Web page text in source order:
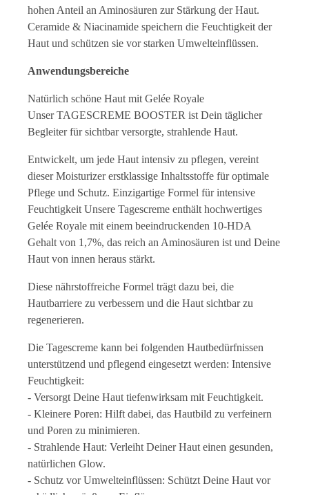
hohen Anteil an Aminosäuren zur Stärkung der Haut.
Ceramide & Niacinamide speichern die Feuchtigkeit der
Haut und schützen sie vor starken Umwelteinflüssen.
Anwendungsbereiche
Natürlich schöne Haut mit Gelée Royale
Unser TAGESCREME BOOSTER ist Dein täglicher
Begleiter für sichtbar versorgte, strahlende Haut.
Entwickelt, um jede Haut intensiv zu pflegen, vereint
dieser Moisturizer erstklassige Inhaltsstoffe für optimale
Pflege und Schutz. Einzigartige Formel für intensive
Feuchtigkeit Unsere Tagescreme enthält hochwertiges
Gelée Royale mit einem beeindruckenden 10-HDA
Gehalt von 1,7%, das reich an Aminosäuren ist und Deine
Haut von innen heraus stärkt.
Diese nährstoffreiche Formel trägt dazu bei, die
Hautbarriere zu verbessern und die Haut sichtbar zu
regenerieren.
Die Tagescreme kann bei folgenden Hautbedürfnissen
unterstützend und pflegend eingesetzt werden: Intensive
Feuchtigkeit:
- Versorgt Deine Haut tiefenwirksam mit Feuchtigkeit.
- Kleinere Poren: Hilft dabei, das Hautbild zu verfeinern
und Poren zu minimieren.
- Strahlende Haut: Verleiht Deiner Haut einen gesunden,
natürlichen Glow.
- Schutz vor Umwelteinflüssen: Schützt Deine Haut vor